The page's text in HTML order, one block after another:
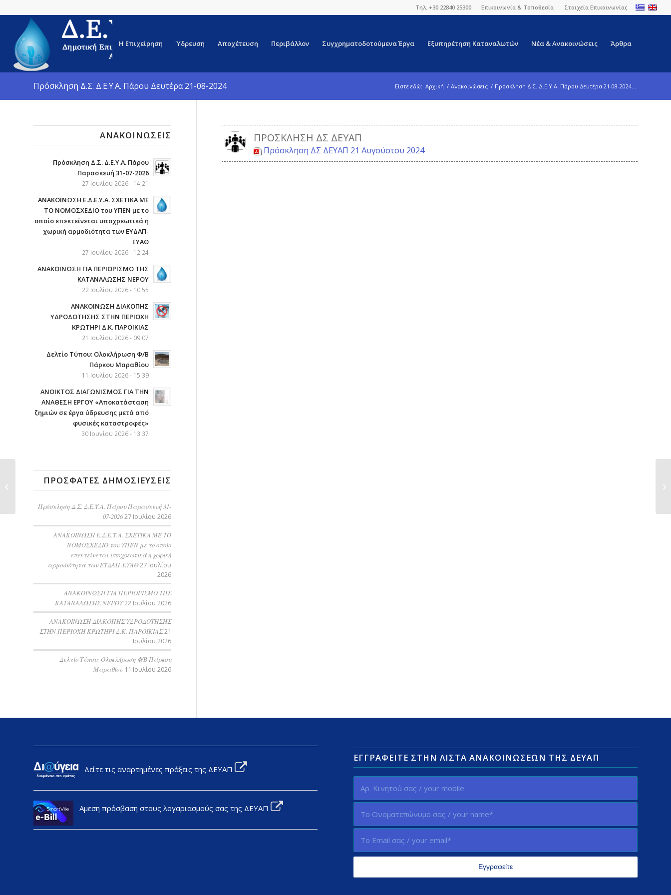
Επικοινωνία & Τοποθεσία Στοιχεία Επικοινωνίας
Τηλ. +30 22840 25300
Η Επιχείρηση Ύδρευση Αποχέτευση Περιβάλλον Συγχρηματοδοτούμενα Έργα Εξυπηρέτηση Καταναλωτών Νέα & Ανακοινώσεις Άρθρα
Πρόσκληση Δ.Σ. Δ.Ε.Υ.Α. Πάρου Δευτέρα 21-08-2024 Είστε εδώ: Αρχική / Ανακοινώσεις / Πρόσκληση Δ.Σ. Δ.Ε.Υ.Α. Πάρου Δευτέρα 21-08-2024...
ΠΡΌΣΚΛΗΣΗ ΔΣ ΔΕΥΑΠ
Πρόσκληση ΔΣ ΔΕΥΑΠ 21 Αυγούστου 2024
ΑΝΑΚΟΙΝΏΣΕΙΣ
Πρόσκληση Δ.Σ. Δ.Ε.Υ.Α. Πάρου
Παρασκευή 31-07-2026
27 Ιουλίου 2026 - 14:21
ΑΝΑΚΟΙΝΩΣΗ Ε.Δ.Ε.Υ.Α. ΣΧΕΤΙΚΑ ΜΕ
ΤΟ ΝΟΜΟΣΧΕΔΙΟ του ΥΠΕΝ με το
οποίο επεκτείνεται υποχρεωτικά η
χωρική αρμοδιότητα των ΕΥΔΑΠ-
ΕΥΑΘ
27 Ιουλίου 2026 - 12:24
ΑΝΑΚΟΙΝΩΣΗ ΓΙΑ ΠΕΡΙΟΡΙΣΜΟ ΤΗΣ
ΚΑΤΑΝΑΛΩΣΗΣ ΝΕΡΟΥ
22 Ιουλίου 2026 - 10:55
AΝΑΚΟΙΝΩΣΗ ΔΙΑΚΟΠΗΣ
ΥΔΡΟΔΟΤΗΣΗΣ ΣΤΗΝ ΠΕΡΙΟΧΗ
ΚΡΩΤΗΡΙ Δ.Κ. ΠΑΡΟΙΚΙΑΣ
21 Ιουλίου 2026 - 09:07
Δελτίο Τύπου: Ολοκλήρωση Φ/Β
Πάρκου Μαραθίου
11 Ιουλίου 2026 - 15:39
ΑΝΟΙΚΤΟΣ ΔΙΑΓΩΝΙΣΜΟΣ ΓΙΑ ΤΗΝ
ΑΝΑΘΕΣΗ ΕΡΓΟΥ «Αποκατάσταση
ζημιών σε έργα ύδρευσης μετά από
φυσικές καταστροφές»
30 Ιουνίου 2026 - 13:37
ΠΡΌΣΦΑΤΕΣ ΔΗΜΟΣΙΕΎΣΕΙΣ
Πρόσκληση Δ.Σ. Δ.Ε.Υ.Α. Πάρου Παρασκευή 31-
07-202627 Ιουλίου 2026
ΑΝΑΚΟΙΝΩΣΗ Ε.Δ.Ε.Υ.Α. ΣΧΕΤΙΚΑ ΜΕ ΤΟ
ΝΟΜΟΣΧΕΔΙΟ του ΥΠΕΝ με το οποίο
επεκτείνεται υποχρεωτικά η χωρική
αρμοδιότητα των ΕΥΔΑΠ-ΕΥΑΘ27 Ιουλίου
2026
ΑΝΑΚΟΙΝΩΣΗ ΓΙΑ ΠΕΡΙΟΡΙΣΜΟ ΤΗΣ
ΚΑΤΑΝΑΛΩΣΗΣ ΝΕΡΟΥ22 Ιουλίου 2026
AΝΑΚΟΙΝΩΣΗ ΔΙΑΚΟΠΗΣ ΥΔΡΟΔΟΤΗΣΗΣ
ΣΤΗΝ ΠΕΡΙΟΧΗ ΚΡΩΤΗΡΙ Δ.Κ. ΠΑΡΟΙΚΙΑΣ21
Ιουλίου 2026
Δελτίο Τύπου: Ολοκλήρωση Φ/Β Πάρκου
Μαραθίου 11 Ιουλίου 2026
Δείτε τις αναρτημένες πράξεις της ΔΕΥΑΠ
Αμεση πρόσβαση στους λογαριασμούς σας της ΔΕΥΑΠ
ΕΓΓΡΑΦΕΊΤΕ ΣΤΗΝ ΛΊΣΤΑ ΑΝΑΚΟΙΝΏΣΕΩΝ ΤΗΣ ΔΕΥΑΠ
Δ.Ε.Υ.Α. Πάρου